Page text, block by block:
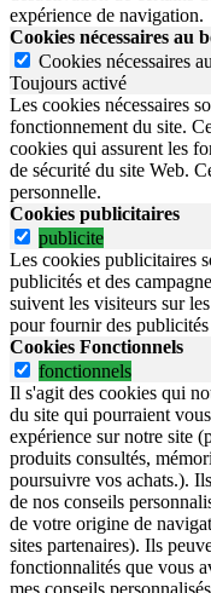
expérience de navigation.
Cookies nécessaires au
Cookies nécessaires
Toujours activé
Les cookies nécessaires
fonctionnement du site.
cookies qui assurent les
de sécurité du site Web.
personnelle.
Cookies publicitaires
publicite
Les cookies publicitaires
publicités et des
suivent les visiteurs sur
pour fournir des publicités
Cookies Fonctionnels
fonctionnels
Il s'agit des cookies qui
du site qui pourraient
expérience sur notre site
produits consultés,
poursuivre vos achats.).
de nos conseils
de votre origine de
sites partenaires). Ils
fonctionnalités que vous